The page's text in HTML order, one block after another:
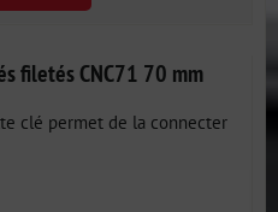
filetés CNC71 70 mm
clé permet de la connecter